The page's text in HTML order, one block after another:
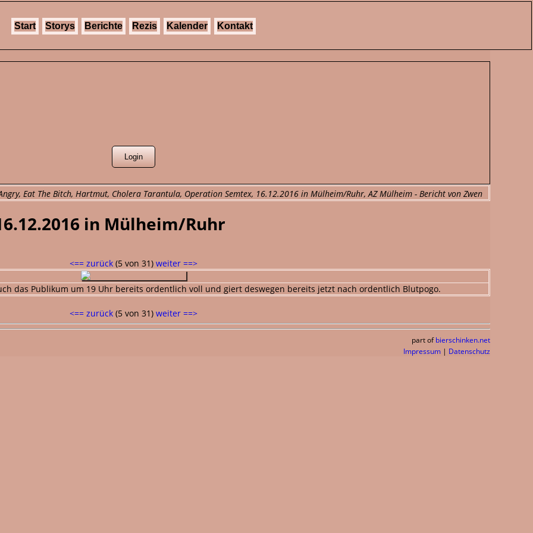
Start Storys Berichte Rezis Kalender Kontakt
Eat The Bitch, Hartmut, Cholera Tarantula, Operation Semtex, 16.12.2016 in Mülheim/Ruhr, AZ Mülheim - Bericht von Zwen
in Mülheim/Ruhr
<== zurück(5 von 31) weiter ==>
das Publikum um 19 Uhr bereits ordentlich voll und giert deswegen bereits jetzt nach ordentlich Blutpogo.
<== zurück(5 von 31) weiter ==>
part of bierschinken.net
Impressum | Datenschutz